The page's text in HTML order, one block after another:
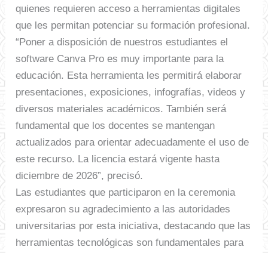
quienes requieren acceso a herramientas digitales
que les permitan potenciar su formación profesional.
“Poner a disposición de nuestros estudiantes el
software Canva Pro es muy importante para la
educación. Esta herramienta les permitirá elaborar
presentaciones, exposiciones, infografías, videos y
diversos materiales académicos. También será
fundamental que los docentes se mantengan
actualizados para orientar adecuadamente el uso de
este recurso. La licencia estará vigente hasta
diciembre de 2026”, precisó.
Las estudiantes que participaron en la ceremonia
expresaron su agradecimiento a las autoridades
universitarias por esta iniciativa, destacando que las
herramientas tecnológicas son fundamentales para